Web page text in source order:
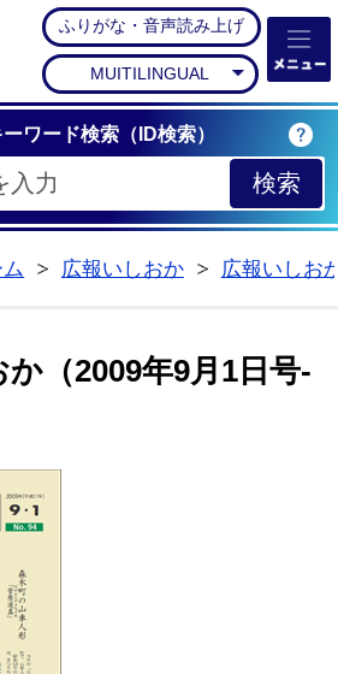
石岡市公式ホームペー
ふりがな・音声読み上げ
MUITILINGUAL
ーワード検索（ID検索）
広報いしおか
広報いしお
（2009年9月1日号-